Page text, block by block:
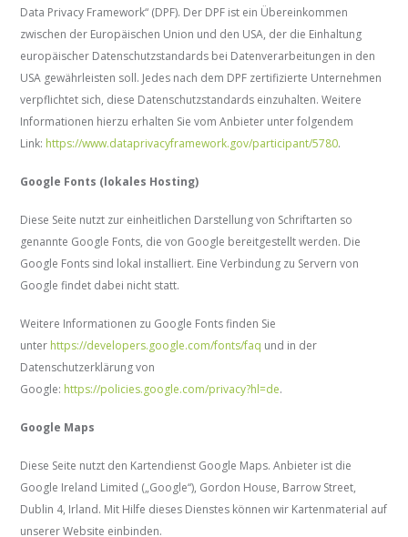
Data Privacy Framework“ (DPF). Der DPF ist ein Übereinkommen
zwischen der Europäischen Union und den USA, der die Einhaltung
europäischer Datenschutzstandards bei Datenverarbeitungen in den
USA gewährleisten soll. Jedes nach dem DPF zertifizierte Unternehmen
verpflichtet sich, diese Datenschutzstandards einzuhalten. Weitere
Informationen hierzu erhalten Sie vom Anbieter unter folgendem
Link: https://www.dataprivacyframework.gov/participant/5780.
Google Fonts (lokales Hosting)
Diese Seite nutzt zur einheitlichen Darstellung von Schriftarten so
genannte Google Fonts, die von Google bereitgestellt werden. Die
Google Fonts sind lokal installiert. Eine Verbindung zu Servern von
Google findet dabei nicht statt.
Weitere Informationen zu Google Fonts finden Sie
unter https://developers.google.com/fonts/faq und in der
Datenschutzerklärung von
Google: https://policies.google.com/privacy?hl=de.
Google Maps
Diese Seite nutzt den Kartendienst Google Maps. Anbieter ist die
Google Ireland Limited („Google“), Gordon House, Barrow Street,
Dublin 4, Irland. Mit Hilfe dieses Dienstes können wir Kartenmaterial auf
unserer Website einbinden.